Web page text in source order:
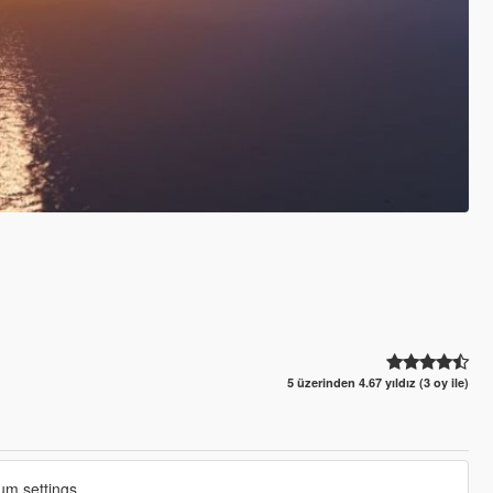
5 üzerinden 4.67 yıldız (3 oy ile)